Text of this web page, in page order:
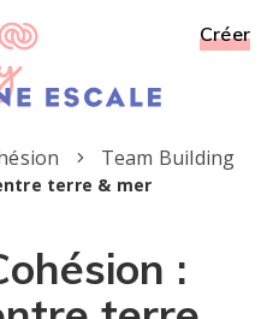
Créer
Team Building
terre & mer
: